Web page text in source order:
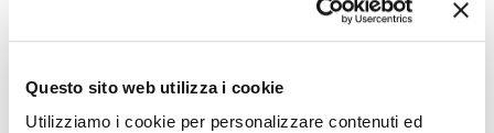
Questo sito web utilizza i cookie
Utilizziamo i cookie per personalizzare contenuti ed